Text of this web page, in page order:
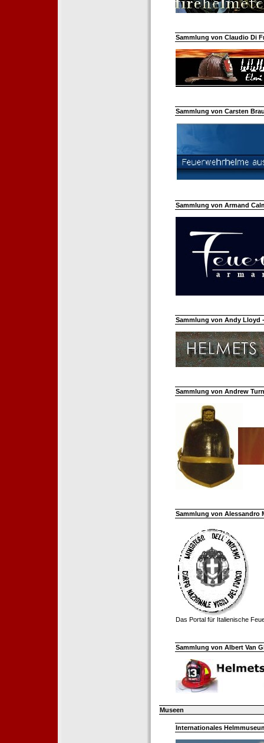
Sammlung von Claudio Di
Sammlung von Carsten
Sammlung von Armand
Sammlung von Andy Lloyd
Sammlung von Andrew
Sammlung von Alessandro
Das Portal für Italienische
Sammlung von Albert Van
Museen
Internationales